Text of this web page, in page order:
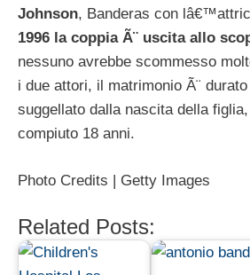
Johnson, Banderas con
1996 la coppia Ã¨ uscita allo
nessuno avrebbe scommesso
i due attori, il matrimonio Ã¨
suggellato dalla nascita della
compiuto 18 anni.
Photo Credits | Getty Images
Related Posts: